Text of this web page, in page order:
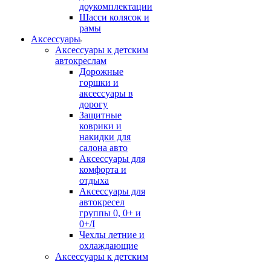
доукомплектации
Шасси колясок и
рамы
Аксессуары
Аксессуары к детским
автокреслам
Дорожные
горшки и
аксессуары в
дорогу
Защитные
коврики и
накидки для
салона авто
Аксессуары для
комфорта и
отдыха
Аксессуары для
автокресел
группы 0, 0+ и
0+/I
Чехлы летние и
охлаждающие
Аксессуары к детским